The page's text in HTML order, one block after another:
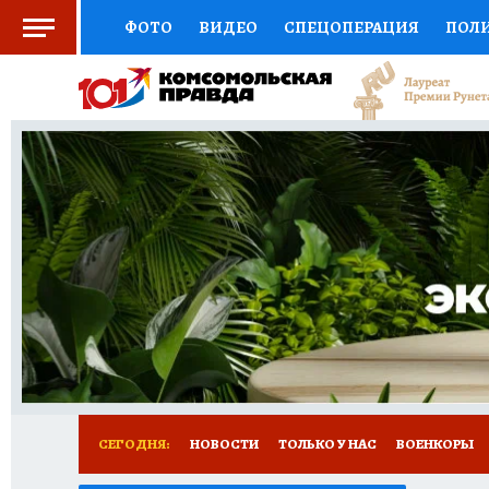
ФОТО ВИДЕО СПЕЦОПЕРАЦИЯ
СОЦПОДДЕРЖКА НАУКА СПОРТ
ВЫБОР ЭКСПЕРТОВ ДОКТОР
КНИЖНАЯ ПОЛКА ПРОГНОЗЫ НА СПОРТ
ПРЕСС-ЦЕНТР НЕДВИЖИМОСТЬ
РАДИО КП РЕКЛАМА ТЕСТЫ НОВОЕ
СЕГОДНЯ: НОВОСТИ ТОЛЬКО У НАС ВОЕНКОРЫ